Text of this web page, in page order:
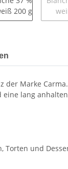
der Marke
lang
Torten und